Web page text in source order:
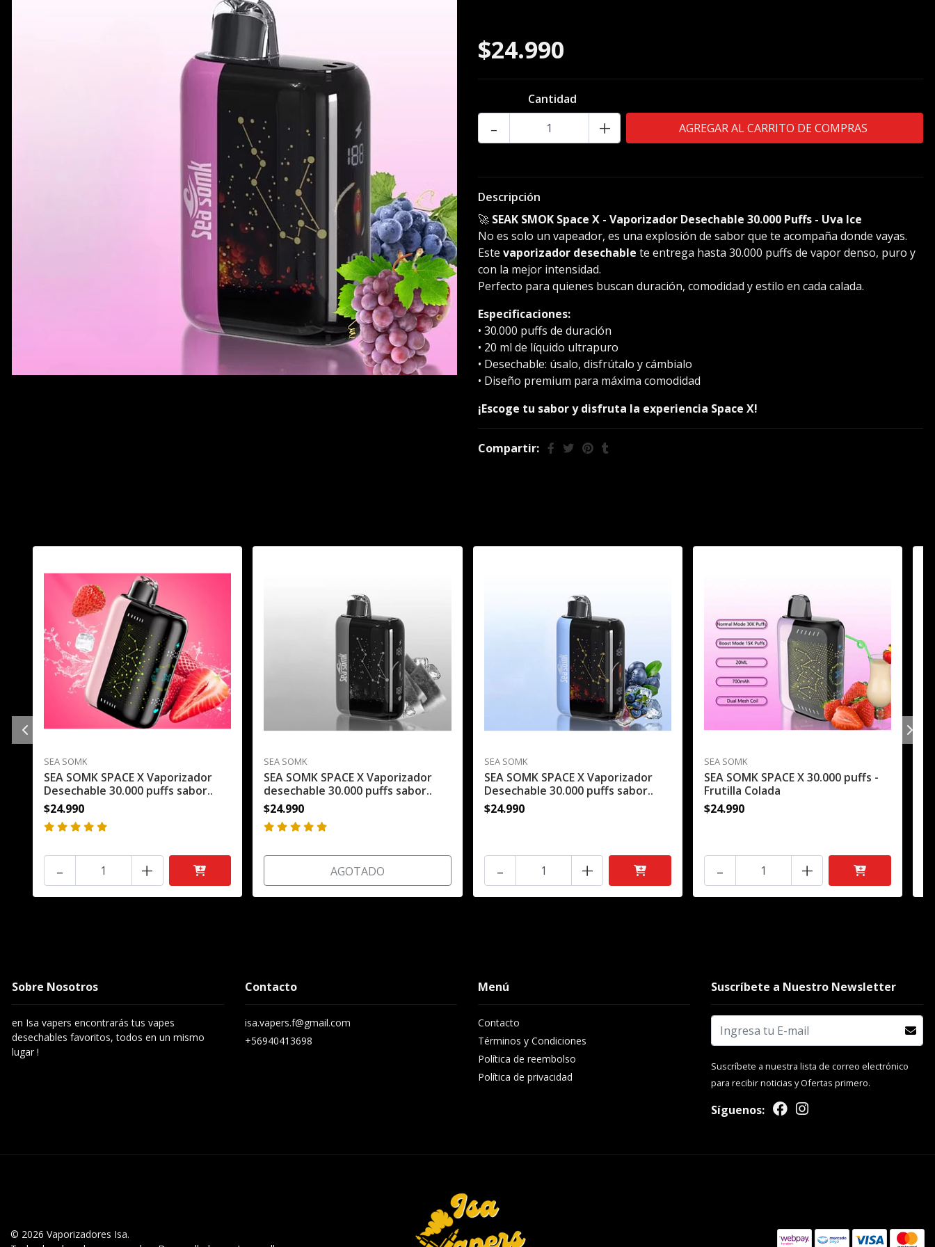
$24.990
Cantidad
- +
Descripción
🚀 SEAK SMOK Space X - Vaporizador Desechable 30.000 Puffs - Uva Ice
No es solo un vapeador, es una explosión de sabor que te acompaña donde vayas.
Este vaporizador desechable te entrega hasta 30.000 puffs de vapor denso, puro y
con la mejor intensidad.
Perfecto para quienes buscan duración, comodidad y estilo en cada calada.
Especificaciones:
• 30.000 puffs de duración
• 20 ml de líquido ultrapuro
• Desechable: úsalo, disfrútalo y cámbialo
• Diseño premium para máxima comodidad
¡Escoge tu sabor y disfruta la experiencia Space X!
Compartir:
SEA SOMK
SEA SOMK SPACE X Vaporizador
Desechable 30.000 puffs sabor..
$24.990
- +
SEA SOMK
SEA SOMK SPACE X Vaporizador
desechable 30.000 puffs sabor..
$24.990
AGOTADO
SEA SOMK
SEA SOMK SPACE X Vaporizador
Desechable 30.000 puffs sabor..
$24.990
- +
SEA SOMK
SEA SOMK SPACE X 30.000 puffs -
Frutilla Colada
$24.990
- +
Sobre Nosotros
en Isa vapers encontrarás tus vapes
desechables favoritos, todos en un mismo
lugar !
Contacto
isa.vapers.f@gmail.com
+56940413698
Menú
Contacto
Términos y Condiciones
Política de reembolso
Política de privacidad
Suscríbete a Nuestro Newsletter
Suscríbete a nuestra lista de correo electrónico
para recibir noticias y Ofertas primero.
Síguenos:
© 2026 Vaporizadores Isa.